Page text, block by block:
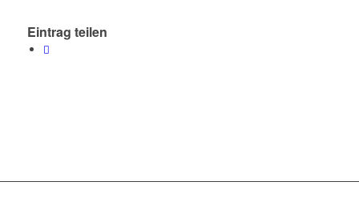
Eintrag teilen